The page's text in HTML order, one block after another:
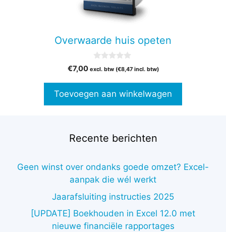
Overwaarde huis opeten
v
5
€7,00 excl. btw (€8,47incl. btw)
Toevoegen aan winkelwagen
Recente berichten
Geen winst over ondanks goede omzet? Excel-
aanpak die wél werkt
Jaarafsluiting instructies 2025
[UPDATE] Boekhouden in Excel 12.0 met
nieuwe financiële rapportages